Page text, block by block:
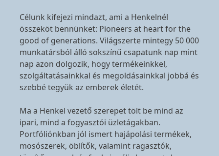
Célunk kifejezi mindazt, ami a Henkelnél
összeköt bennünket: Pioneers at heart for the
good of generations. Világszerte mintegy 50 000
munkatársból álló sokszínű csapatunk nap mint
nap azon dolgozik, hogy termékeinkkel,
szolgáltatásainkkal és megoldásainkkal jobbá és
szebbé tegyük az emberek életét.
Ma a Henkel vezető szerepet tölt be mind az
ipari, mind a fogyasztói üzletágakban.
Portfóliónkban jól ismert hajápolási termékek,
mosószerek, öblítők, valamint ragasztók,